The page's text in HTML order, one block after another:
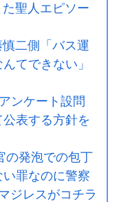
た聖人エピソー
慎二側「バス運
てできない」
ンケート設問
公表する方針を
の発泡での包丁
罪なのに警察
ジレスがコチラ